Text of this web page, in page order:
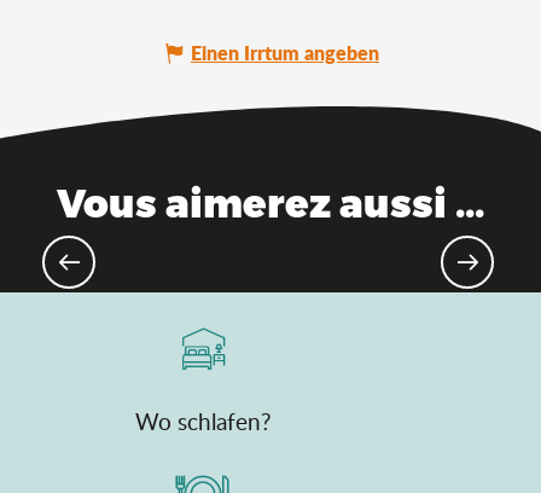
Einen Irrtum angeben
Vous aimerez aussi ...
Wo schlafen?